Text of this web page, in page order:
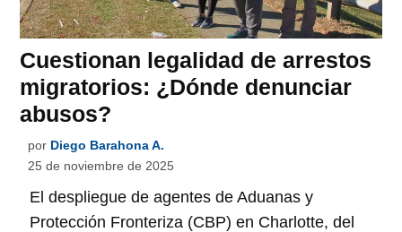
Cuestionan legalidad de arrestos
migratorios: ¿Dónde denunciar
abusos?
por Diego Barahona A.
25 de noviembre de 2025
El despliegue de agentes de Aduanas y
Protección Fronteriza (CBP) en Charlotte, del